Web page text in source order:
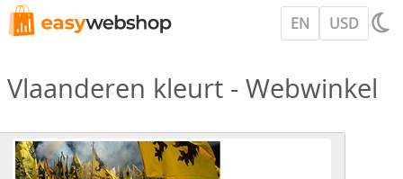
EN USD
Vlaanderen kleurt - Webwinkel